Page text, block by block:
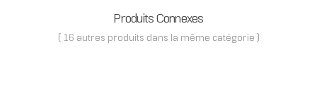
Produits Connexes
( 16 autres produits dans la même catégorie )